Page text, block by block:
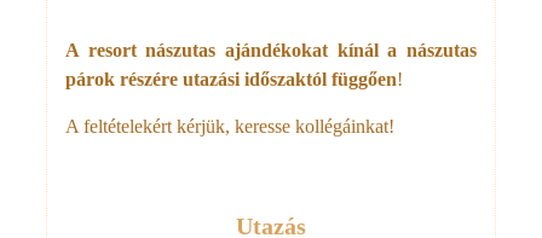
A resort nászutas ajándékokat kínál a nászutas
párok részére utazási időszaktól függően!
A feltételekért kérjük, keresse kollégáinkat!
Utazás